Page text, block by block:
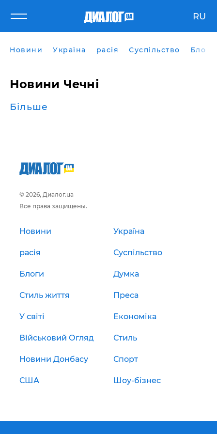
RU
Новини Україна расія Суспільство Блоги
Новини Чечні
Більше
© 2026, Диалог.ua
Все права защищены.
Новини Україна
расія Суспільство
Блоги Думка
Стиль життя Преса
У світі Економіка
Військовий Огляд Стиль
Новини Донбасу Спорт
США Шоу-бізнес